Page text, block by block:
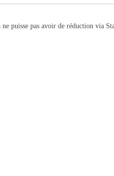
puisse pas avoir de réduction via